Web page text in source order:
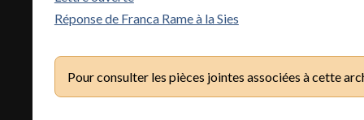
Réponse de Franca Rame à la Sies
Pour consulter les pièces jointes associées à cette